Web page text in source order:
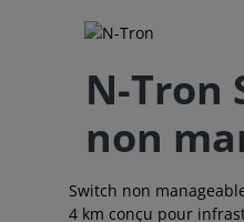
N-Tron
non
Switch non
4 km conçu pour